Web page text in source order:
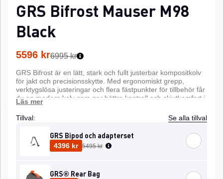
GRS Bifrost Mauser M98
Black
5596 kr6995 kr
GRS Bifrost är en lätt, stark och fullt justerbar kompositkolv
för jakt och precisionsskytte. Med ergonomiskt grepp,
verktygslösa justeringar och flera fästpunkter för tillbehör får
du en modern kolv som ger bättre kontroll och skjutkomfort i
alla väder.
Tillval:
Se alla tillval
GRS Bipod och adapterset
4396 kr
Ordinarie pris:
5495 kr
GRS® Rear Bag